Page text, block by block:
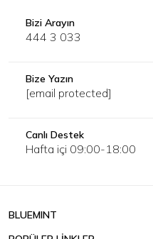
Bizi Arayın
444 3 033
Bize Yazın
[email protected]
Canlı Destek
Hafta içi 09:00-18:00
BLUEMINT